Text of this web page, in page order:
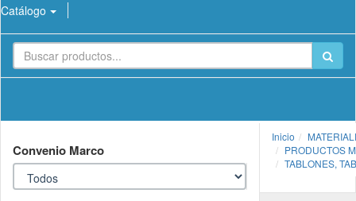
Catálogo
Convenio Marco
Inicio
PRODUCTOS
TABLONES,